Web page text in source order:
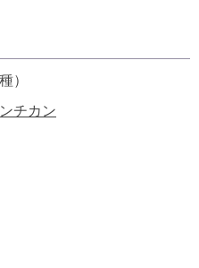
）
チカン